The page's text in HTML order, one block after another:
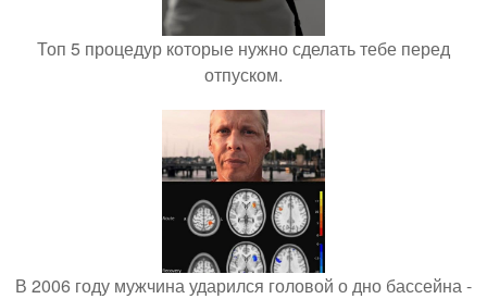
Топ 5 процедур которые нужно сделать тебе перед
отпуском.
В 2006 году мужчина ударился головой о дно бассейна -